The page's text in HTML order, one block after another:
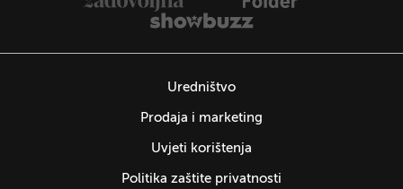
Uredništvo
Prodaja i marketing
Uvjeti korištenja
Politika zaštite privatnosti